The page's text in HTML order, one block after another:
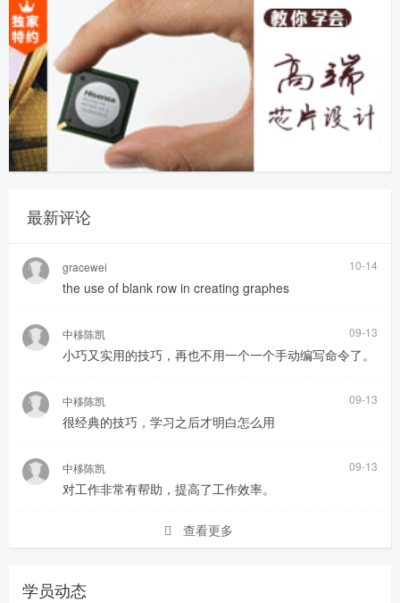
最新评论
gracewei 10-14
the use of blank row in creating graphes
中移陈凯 09-13
小巧又实用的技巧，再也不用一个一个手动编写命令了。
中移陈凯 09-13
很经典的技巧，学习之后才明白怎么用
中移陈凯 09-13
对工作非常有帮助，提高了工作效率。
查看更多
学员动态